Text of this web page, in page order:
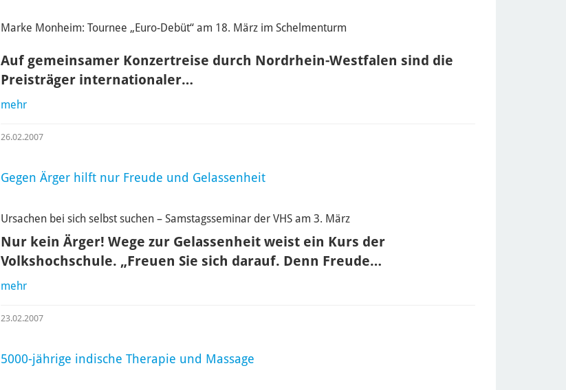
Marke Monheim: Tournee „Euro-Debüt“ am 18. März im Schelmenturm
Auf gemeinsamer Konzertreise durch Nordrhein-Westfalen sind die
Preisträger internationaler…
mehr
26.02.2007
Gegen Ärger hilft nur Freude und Gelassenheit
Ursachen bei sich selbst suchen – Samstagsseminar der VHS am 3. März
Nur kein Ärger! Wege zur Gelassenheit weist ein Kurs der
Volkshochschule. „Freuen Sie sich darauf. Denn Freude…
mehr
23.02.2007
5000-jährige indische Therapie und Massage